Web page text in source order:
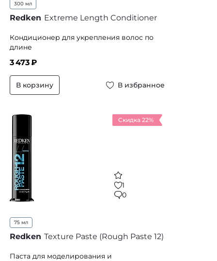
300 мл
Redken Extreme Length Conditioner
Кондиционер для укрепления волос по
длине
3 473₽
В корзину В избранное
Скидка 22%
1
0
75 мл
Redken Texture Paste (Rough Paste 12)
Паста для моделирования и